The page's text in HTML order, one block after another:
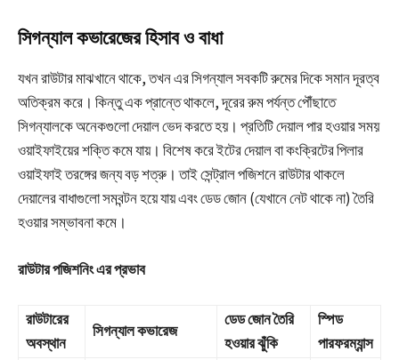
সিগন্যাল কভারেজের হিসাব ও বাধা
যখন রাউটার মাঝখানে থাকে, তখন এর সিগন্যাল সবকটি রুমের দিকে সমান দূরত্ব
অতিক্রম করে। কিন্তু এক প্রান্তে থাকলে, দূরের রুম পর্যন্ত পৌঁছাতে
সিগন্যালকে অনেকগুলো দেয়াল ভেদ করতে হয়। প্রতিটি দেয়াল পার হওয়ার সময়
ওয়াইফাইয়ের শক্তি কমে যায়। বিশেষ করে ইটের দেয়াল বা কংক্রিটের পিলার
ওয়াইফাই তরঙ্গের জন্য বড় শত্রু। তাই সেন্ট্রাল পজিশনে রাউটার থাকলে
দেয়ালের বাধাগুলো সমবন্টন হয়ে যায় এবং ডেড জোন (যেখানে নেট থাকে না) তৈরি
হওয়ার সম্ভাবনা কমে।
রাউটার পজিশনিং এর প্রভাব
রাউটারের
অবস্থান
সিগন্যাল কভারেজ
ডেড জোন তৈরি
হওয়ার ঝুঁকি
স্পিড
পারফরম্যান্স